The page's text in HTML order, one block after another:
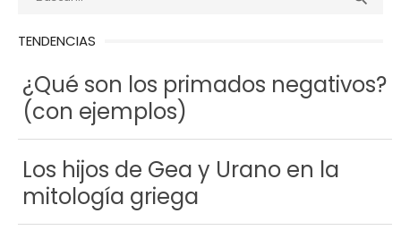
TENDENCIAS
¿Qué son los primados negativos?
(con ejemplos)
Los hijos de Gea y Urano en la
mitología griega